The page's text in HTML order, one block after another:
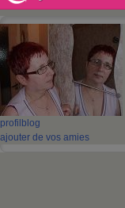
profil blog
ajouter de vos amies